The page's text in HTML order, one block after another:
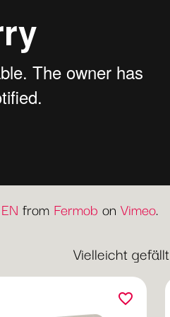
from Fermob on Vimeo.
Vielleicht
favorite_border